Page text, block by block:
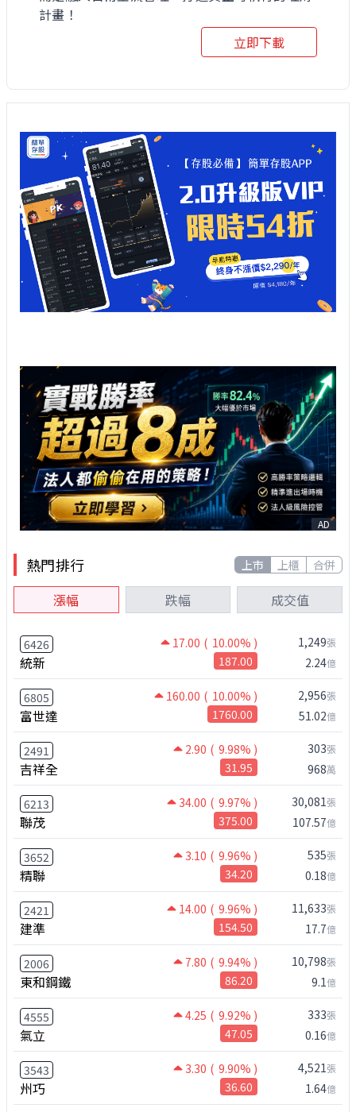
計畫！
立即下載
AD
熱門排行 上市 上櫃 合併
漲幅 跌幅 成交值
6426 17.00 ( 10.00% )
統新 187.00
1,249張
2.24億
6805 160.00 ( 10.00% )
富世達 1760.00
2,956張
51.02億
2491 2.90 ( 9.98% )
吉祥全 31.95
303張
968萬
6213 34.00 ( 9.97% )
聯茂 375.00
30,081張
107.57億
3652 3.10 ( 9.96% )
精聯 34.20
535張
0.18億
2421 14.00 ( 9.96% )
建準 154.50
11,633張
17.7億
2006 7.80 ( 9.94% )
東和鋼鐵 86.20
10,798張
9.1億
4555 4.25 ( 9.92% )
氣立 47.05
333張
0.16億
3543 3.30 ( 9.90% )
州巧 36.60
4,521張
1.64億